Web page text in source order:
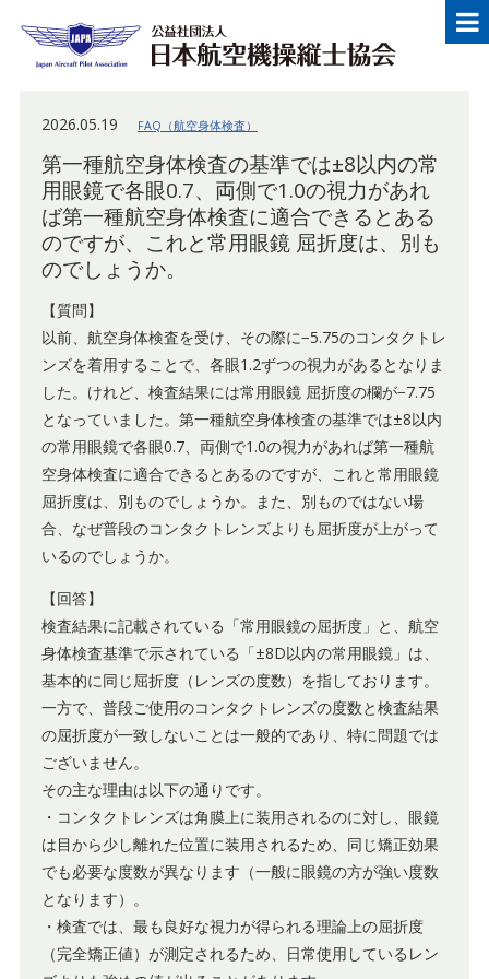
Japan Aircraft Pilot Association 公
2026.05.19 FAQ（航空身体検査）
第一種航空身体検査の基準では±8以内の常
用眼鏡で各眼0.7、両側で1.0の視力があれ
ば第一種航空身体検査に適合できるとある
のですが、これと常用眼鏡 屈折度は、別も
のでしょうか。
【質問】
以前、航空身体検査を受け、その際に−5.75のコンタクトレ
ンズを着用することで、各眼1.2ずつの視力があるとなりま
した。けれど、検査結果には常用眼鏡 屈折度の欄が−7.75
となっていました。第一種航空身体検査の基準では±8以内
の常用眼鏡で各眼0.7、両側で1.0の視力があれば第一種航
空身体検査に適合できるとあるのですが、これと常用眼鏡
屈折度は、別ものでしょうか。また、別ものではない場
合、なぜ普段のコンタクトレンズよりも屈折度が上がって
いるのでしょうか。
【回答】
検査結果に記載されている「常用眼鏡の屈折度」と、航空
身体検査基準で示されている「±8D以内の常用眼鏡」は、
基本的に同じ屈折度（レンズの度数）を指しております。
一方で、普段ご使用のコンタクトレンズの度数と検査結果
の屈折度が一致しないことは一般的であり、特に問題では
ございません。
その主な理由は以下の通りです。
・コンタクトレンズは角膜上に装用されるのに対し、眼鏡
は目から少し離れた位置に装用されるため、同じ矯正効果
でも必要な度数が異なります（一般に眼鏡の方が強い度数
となります）。
・検査では、最も良好な視力が得られる理論上の屈折度
（完全矯正値）が測定されるため、日常使用しているレン